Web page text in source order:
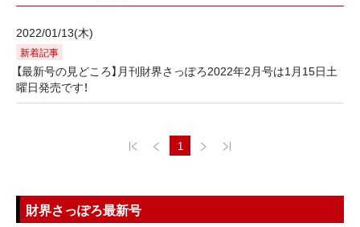
2022/01/13(木)
新着記事
【最新号の見どころ】月刊財界さっぽろ2022年2月号は1月15日土
曜日発売です！
1
財界さっぽろ最新号